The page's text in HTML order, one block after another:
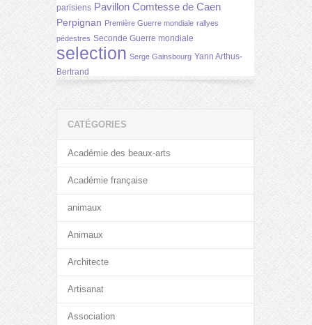
parisiens Pavillon Comtesse de Caen
Perpignan Première Guerre mondiale rallyes
pédestres Seconde Guerre mondiale
selection Serge Gainsbourg Yann Arthus-
Bertrand
CATÉGORIES
Académie des beaux-arts
Académie française
animaux
Animaux
Architecte
Artisanat
Association